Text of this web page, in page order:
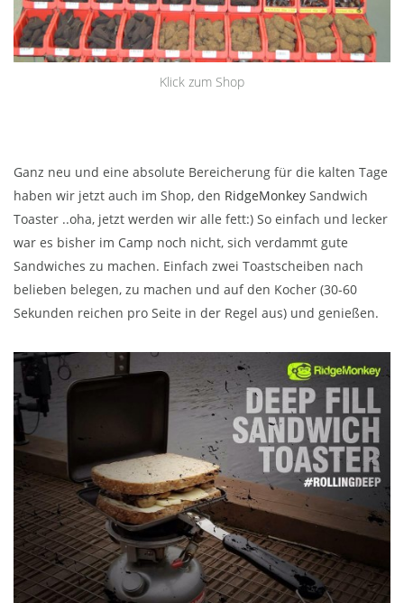
Klick zum Shop
Ganz neu und eine absolute Bereicherung für die kalten Tage
haben wir jetzt auch im Shop, den RidgeMonkey Sandwich
Toaster ..oha, jetzt werden wir alle fett:) So einfach und lecker
war es bisher im Camp noch nicht, sich verdammt gute
Sandwiches zu machen. Einfach zwei Toastscheiben nach
belieben belegen, zu machen und auf den Kocher (30-60
Sekunden reichen pro Seite in der Regel aus) und genießen.